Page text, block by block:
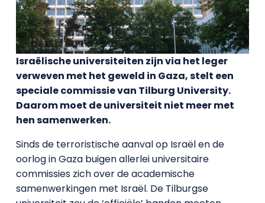
Israëlische universiteiten zijn via het leger
verweven met het geweld in Gaza, stelt een
speciale commissie van Tilburg University.
Daarom moet de universiteit niet meer met
hen samenwerken.
Sinds de terroristische aanval op Israël en de
oorlog in Gaza buigen allerlei universitaire
commissies zich over de academische
samenwerkingen met Israël. De Tilburgse